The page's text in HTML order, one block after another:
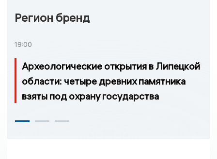
Регион бренд
19:00
Археологические открытия в Липецкой
области: четыре древних памятника
взяты под охрану государства